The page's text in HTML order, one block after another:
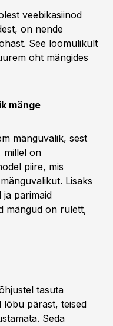
veebikasiinod
on nende
See loomulikult
oht mängides
mänge
mänguvalik, sest
millel on
piire, mis
Lisaks
ja parimaid
mängud on rulett,
tasuta
lõbu pärast, teised
Seda